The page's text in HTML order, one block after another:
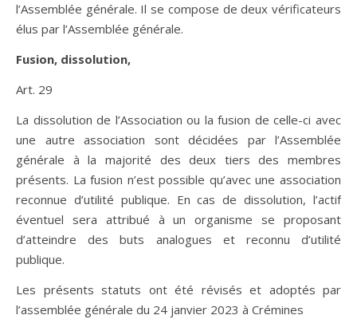
l’Assemblée générale. Il se compose de deux vérificateurs
élus par l’Assemblée générale.
Fusion, dissolution,
Art. 29
La dissolution de l’Association ou la fusion de celle-ci avec
une autre association sont décidées par l’Assemblée
générale à la majorité des deux tiers des membres
présents. La fusion n’est possible qu’avec une association
reconnue d’utilité publique. En cas de dissolution, l’actif
éventuel sera attribué à un organisme se proposant
d’atteindre des buts analogues et reconnu d’utilité
publique.
Les présents statuts ont été révisés et adoptés par
l’assemblée générale du 24 janvier 2023 à Crémines